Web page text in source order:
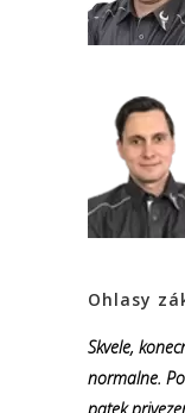
Ohlasy
Skvele,
normalne.